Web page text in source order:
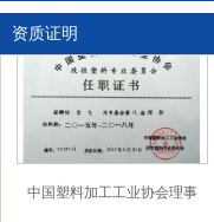
资质证明
中国塑料加工工业协会理事